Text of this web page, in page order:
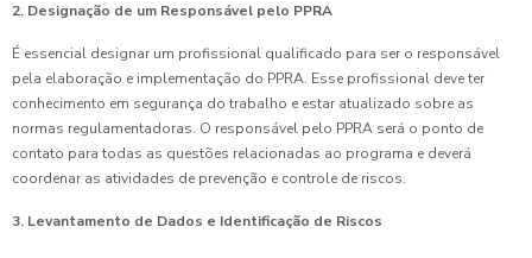
2. Designação de um Responsável pelo PPRA
É essencial designar um profissional qualificado para ser o responsável
pela elaboração e implementação do PPRA. Esse profissional deve ter
conhecimento em segurança do trabalho e estar atualizado sobre as
normas regulamentadoras. O responsável pelo PPRA será o ponto de
contato para todas as questões relacionadas ao programa e deverá
coordenar as atividades de prevenção e controle de riscos.
3. Levantamento de Dados e Identificação de Riscos